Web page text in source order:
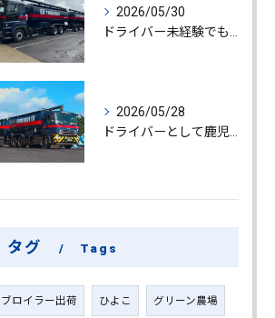
2026/05/30
2026/05/28
タグ Tags
ブロイラー出荷 ひよこ グリーン農場